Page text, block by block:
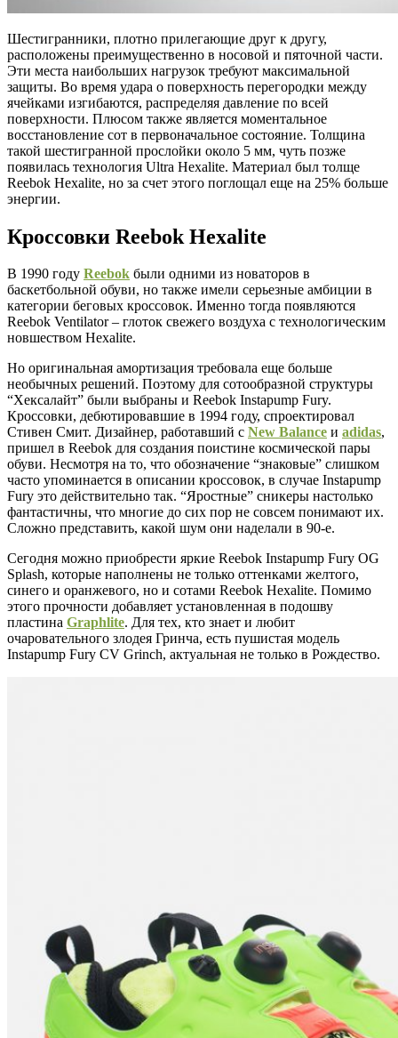
Шестигранники, плотно прилегающие друг к другу,
расположены преимущественно в носовой и пяточной части.
Эти места наибольших нагрузок требуют максимальной
защиты. Во время удара о поверхность перегородки между
ячейками изгибаются, распределяя давление по всей
поверхности. Плюсом также является моментальное
восстановление сот в первоначальное состояние. Толщина
такой шестигранной прослойки около 5 мм, чуть позже
появилась технология Ultra Hexalite. Материал был толще
Reebok Hexalite, но за счет этого поглощал еще на 25% больше
энергии.
Кроссовки Reebok Hexalite
В 1990 году Reebok были одними из новаторов в
баскетбольной обуви, но также имели серьезные амбиции в
категории беговых кроссовок. Именно тогда появляются
Reebok Ventilator – глоток свежего воздуха с технологическим
новшеством Hexalite.
Но оригинальная амортизация требовала еще больше
необычных решений. Поэтому для сотообразной структуры
“Хексалайт” были выбраны и Reebok Instapump Fury.
Кроссовки, дебютировавшие в 1994 году, спроектировал
Стивен Смит. Дизайнер, работавший с New Balance и adidas,
пришел в Reebok для создания поистине космической пары
обуви. Несмотря на то, что обозначение “знаковые” слишком
часто упоминается в описании кроссовок, в случае Instapump
Fury это действительно так. “Яростные” сникеры настолько
фантастичны, что многие до сих пор не совсем понимают их.
Сложно представить, какой шум они наделали в 90-е.
Сегодня можно приобрести яркие Reebok Instapump Fury OG
Splash, которые наполнены не только оттенками желтого,
синего и оранжевого, но и сотами Reebok Hexalite. Помимо
этого прочности добавляет установленная в подошву
пластина Graphlite. Для тех, кто знает и любит
очаровательного злодея Гринча, есть пушистая модель
Instapump Fury CV Grinch, актуальная не только в Рождество.